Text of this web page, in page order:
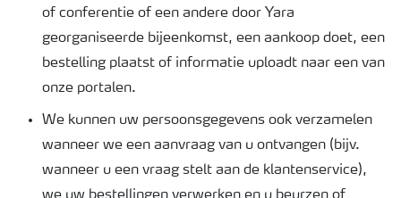
of conferentie of een andere door Yara
georganiseerde bijeenkomst, een aankoop doet, een
bestelling plaatst of informatie uploadt naar een van
onze portalen.
We kunnen uw persoonsgegevens ook verzamelen
wanneer we een aanvraag van u ontvangen (bijv.
wanneer u een vraag stelt aan de klantenservice),